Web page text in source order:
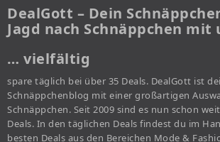
DealGott – Dein
Jagd nach Schnäppchen
… vielfältig
spare täglich bei über 35 Deals. DealGott ist
Schnäppchenblog mit einer großartigen
Schnäppchen. Seit 2009 sind es nun schon
Deals. In den täglichen Deals findest du im
besten Deals aus den Bereichen Mode &